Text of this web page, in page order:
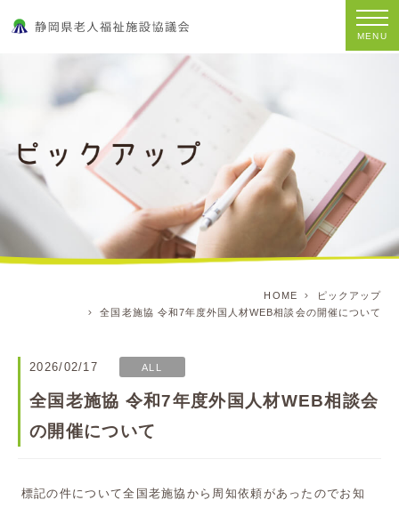
MENU
HOME
ピックアップ
全国老施協 令和7年度外国人材WEB相談会の開催について
2026/02/17 ALL
全国老施協 令和7年度外国人材WEB相談会
の開催について
標記の件について全国老施協から周知依頼があったのでお知